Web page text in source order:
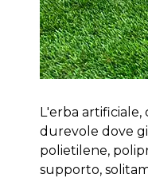
L'erba
durevole dove
polietilene,
supporto,